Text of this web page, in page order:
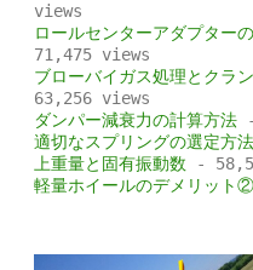
views
ロールセンターアダプター
71,475 views
ブローバイガス処理とクラ
63,256 views
ダンパー減衰力の計算方法
適切なスプリングの選定
上重量と固有振動数 -
軽量ホイールのデメリット②